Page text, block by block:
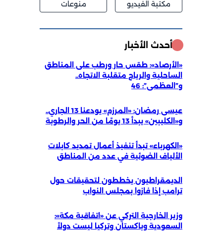
مكتبة الفيديو منوعات
أحدث الأخبار
«الأرصاد»: طقس حار ورطب على المناطق
الساحلية والرياح متقلبة الاتجاه..
و”العظمى”: 46
عيسى رمضان: «المرزم» يودعنا 13 الجاري..
و«الكليبين» يبدأ 13 يومًا من الحر والرطوبة
«الكهرباء» تبدأ تنفيذ أعمال تمديد كابلات
الألياف الضوئية في عدد من المناطق
الديمقراطيون يخططون لتحقيقات حول
ترامب إذا فازوا بمجلس النواب
وزير الخارجية التركي عن «اتفاقية مكة»:
السعودية وباكستان وتركيا ليست دولاً